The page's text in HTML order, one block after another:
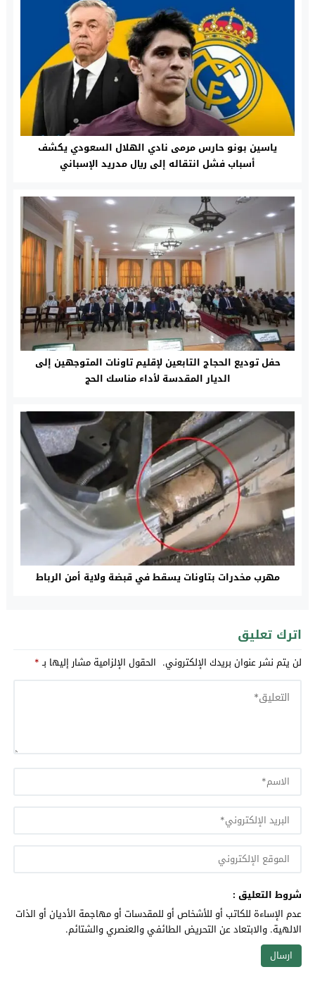
ياسين بونو حارس مرمى نادي الهلال السعودي يكشف
أسباب فشل انتقاله إلى ريال مدريد الإسباني
حفل توديع الحجاج التابعين لإقليم‎ تاونات المتوجهين إلى
الديار المقدسة لأداء مناسك الحج
مهرب مخدرات بتاونات يسقط في قبضة ولاية أمن الرباط
اترك تعليق
لن يتم نشر عنوان بريدك الإلكتروني. الحقول الإلزامية مشار إليها بـ*
شروط التعليق :
عدم الإساءة للكاتب أو للأشخاص أو للمقدسات أو مهاجمة الأديان أو الذات
الالهية. والابتعاد عن التحريض الطائفي والعنصري والشتائم.